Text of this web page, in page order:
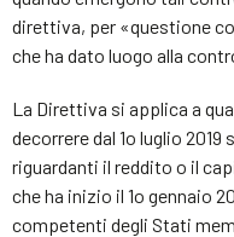
direttiva, per «questione
che ha dato luogo alla
La Direttiva si applica a
decorrere dal 1o luglio
riguardanti il reddito o il
che ha inizio il 1o gennaio
competenti degli Stati